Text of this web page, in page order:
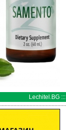
Lechitel.BG :::